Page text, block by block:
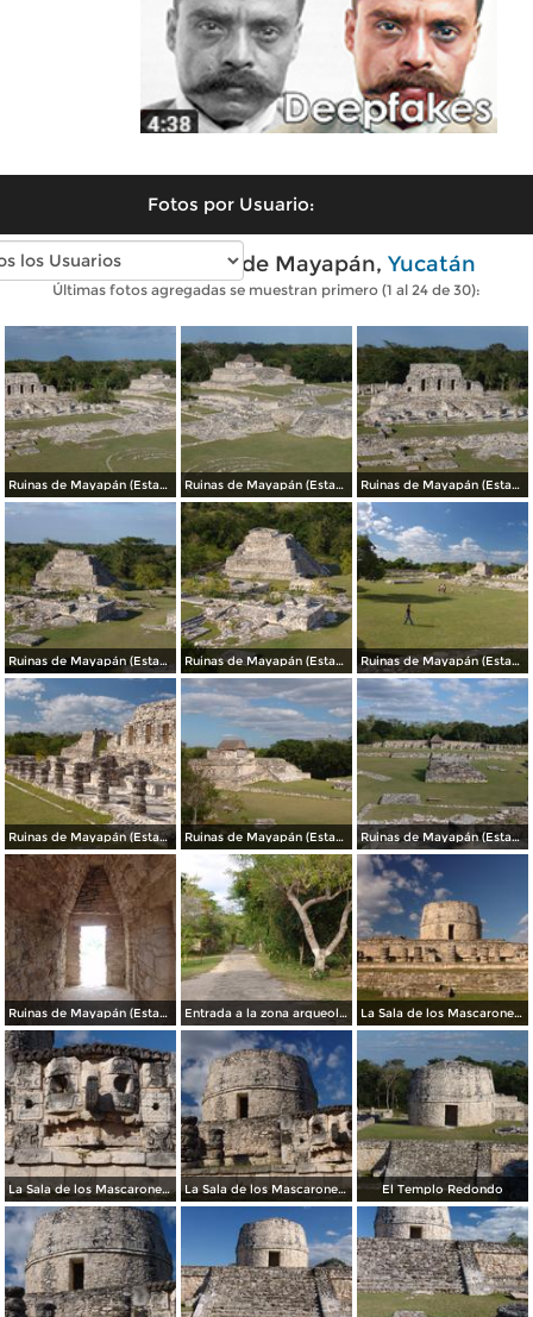
Fotos por Usuario:
Fotos modernas de Mayapán, Yucatán
Últimas fotos agregadas se muestran primero (1 al 24 de 30):
Ruinas de Mayapán (Estandarte de los Mayas) Ruinas de Mayapán (Estandarte de los Mayas) Ruinas de Mayapán (Estandarte de los Mayas)
Ruinas de Mayapán (Estandarte de los Mayas) Ruinas de Mayapán (Estandarte de los Mayas) Ruinas de Mayapán (Estandarte de los Mayas)
Ruinas de Mayapán (Estandarte de los Mayas) Ruinas de Mayapán (Estandarte de los Mayas) Ruinas de Mayapán (Estandarte de los Mayas)
Ruinas de Mayapán (Estandarte de los Mayas) Entrada a la zona arqueológica de Mayapán La Sala de los Mascarones del Dios Chaac
La Sala de los Mascarones del Dios Chaac La Sala de los Mascarones del Dios Chaac El Templo Redondo